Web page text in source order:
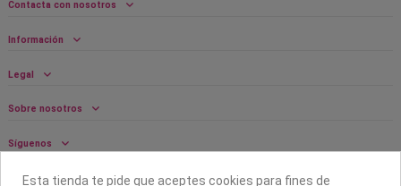
Contacta con nosotros
Información
Legal
Sobre nosotros
Síguenos
Boletín
Esta tienda te pide que aceptes cookies para fines de